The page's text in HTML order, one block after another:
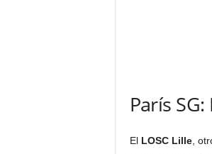
París
El LOSC Lille,